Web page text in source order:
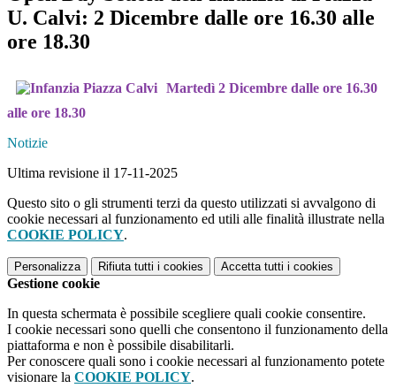
U. Calvi: 2 Dicembre dalle ore 16.30 alle
ore 18.30
Martedì 2 Dicembre dalle ore 16.30
alle ore 18.30
Notizie
Ultima revisione il 17-11-2025
Questo sito o gli strumenti terzi da questo utilizzati si avvalgono di
cookie necessari al funzionamento ed utili alle finalità illustrate nella
COOKIE POLICY.
Personalizza Rifiuta tutti i cookies Accetta tutti i cookies
Gestione cookie
In questa schermata è possibile scegliere quali cookie consentire.
I cookie necessari sono quelli che consentono il funzionamento della
piattaforma e non è possibile disabilitarli.
Per conoscere quali sono i cookie necessari al funzionamento potete
visionare la COOKIE POLICY.